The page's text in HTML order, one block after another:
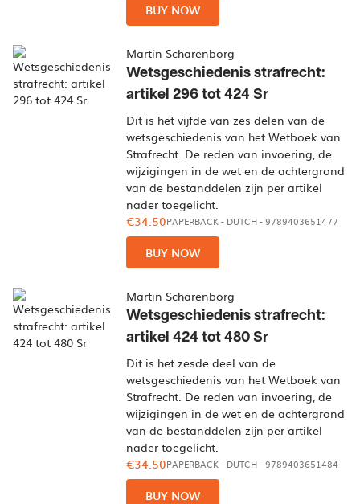
BUY NOW
Martin Scharenborg
Wetsgeschiedenis strafrecht:
artikel 296 tot 424 Sr
Dit is het vijfde van zes delen van de
wetsgeschiedenis van het Wetboek van
Strafrecht. De reden van invoering, de
wijzigingen in de wet en de achtergrond
van de bestanddelen zijn per artikel
nader toegelicht.
€34.50PAPERBACK- DUTCH- 9789403651477
BUY NOW
Martin Scharenborg
Wetsgeschiedenis strafrecht:
artikel 424 tot 480 Sr
Dit is het zesde deel van de
wetsgeschiedenis van het Wetboek van
Strafrecht. De reden van invoering, de
wijzigingen in de wet en de achtergrond
van de bestanddelen zijn per artikel
nader toegelicht.
€34.50PAPERBACK- DUTCH- 9789403651484
BUY NOW